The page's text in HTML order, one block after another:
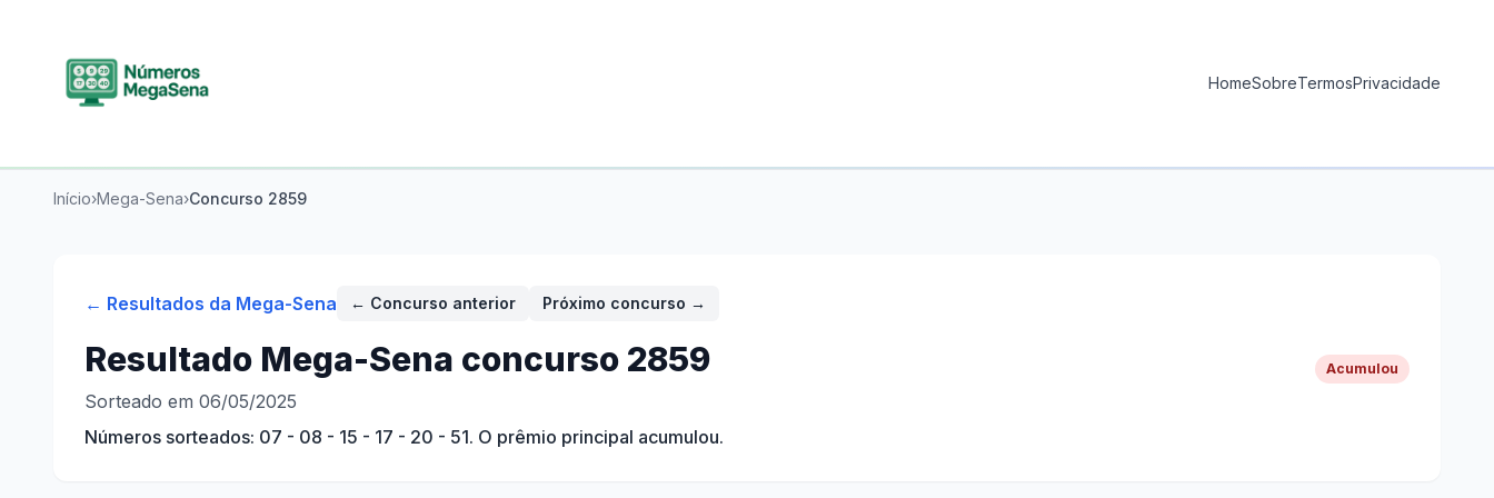
HomeSobreTermosPrivacidade
Início›Mega-Sena›Concurso 2859
← Resultados da Mega-Sena ← Concurso anterior Próximo concurso →
Resultado Mega-Sena concurso 2859
Sorteado em 06/05/2025
Números sorteados: 07 - 08 - 15 - 17 - 20 - 51. O prêmio principal acumulou.
Acumulou